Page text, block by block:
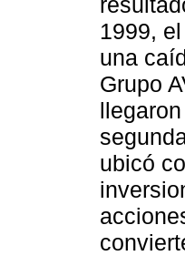
1999,
una
Grupo
ubicó